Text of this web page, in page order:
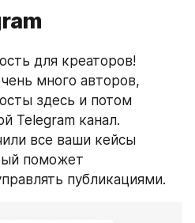
для креаторов!
много авторов,
здесь и потом
Telegram канал.
все ваши кейсы
поможет
публикациями.